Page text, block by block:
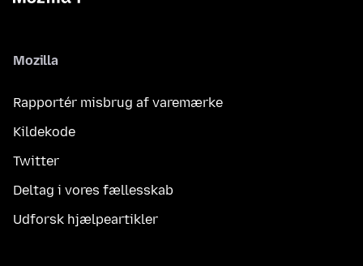
Mozilla
Rapportér misbrug af varemærke
Kildekode
Twitter
Deltag i vores fællesskab
Udforsk hjælpeartikler